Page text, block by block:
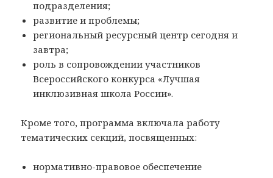
подразделения;
развитие и проблемы;
региональный ресурсный центр сегодня и
завтра;
роль в сопровождении участников
Всероссийского конкурса «Лучшая
инклюзивная школа России».
Кроме того, программа включала работу
тематических секций, посвященных:
нормативно-правовое обеспечение